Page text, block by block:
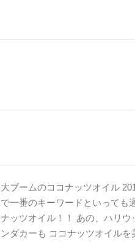
大ブームのココナッツオイル
で一番のキーワードといっても
ナッツオイル！！ あの、ハリウ
ンダカーも ココナッツオイルを